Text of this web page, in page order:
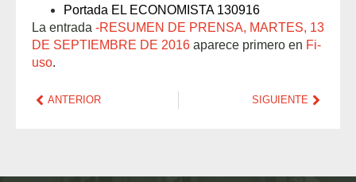
Portada EL ECONOMISTA 130916
La entrada -RESUMEN DE PRENSA, MARTES, 13
DE SEPTIEMBRE DE 2016 aparece primero en Fi-
uso.
ANTERIOR SIGUIENTE